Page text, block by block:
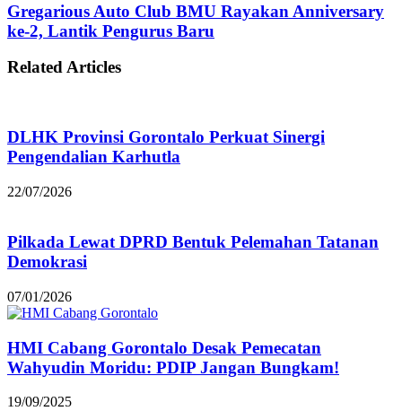
Gregarious Auto Club BMU Rayakan Anniversary
ke-2, Lantik Pengurus Baru
Related Articles
DLHK Provinsi Gorontalo Perkuat Sinergi
Pengendalian Karhutla
22/07/2026
Pilkada Lewat DPRD Bentuk Pelemahan Tatanan
Demokrasi
07/01/2026
HMI Cabang Gorontalo Desak Pemecatan
Wahyudin Moridu: PDIP Jangan Bungkam!
19/09/2025